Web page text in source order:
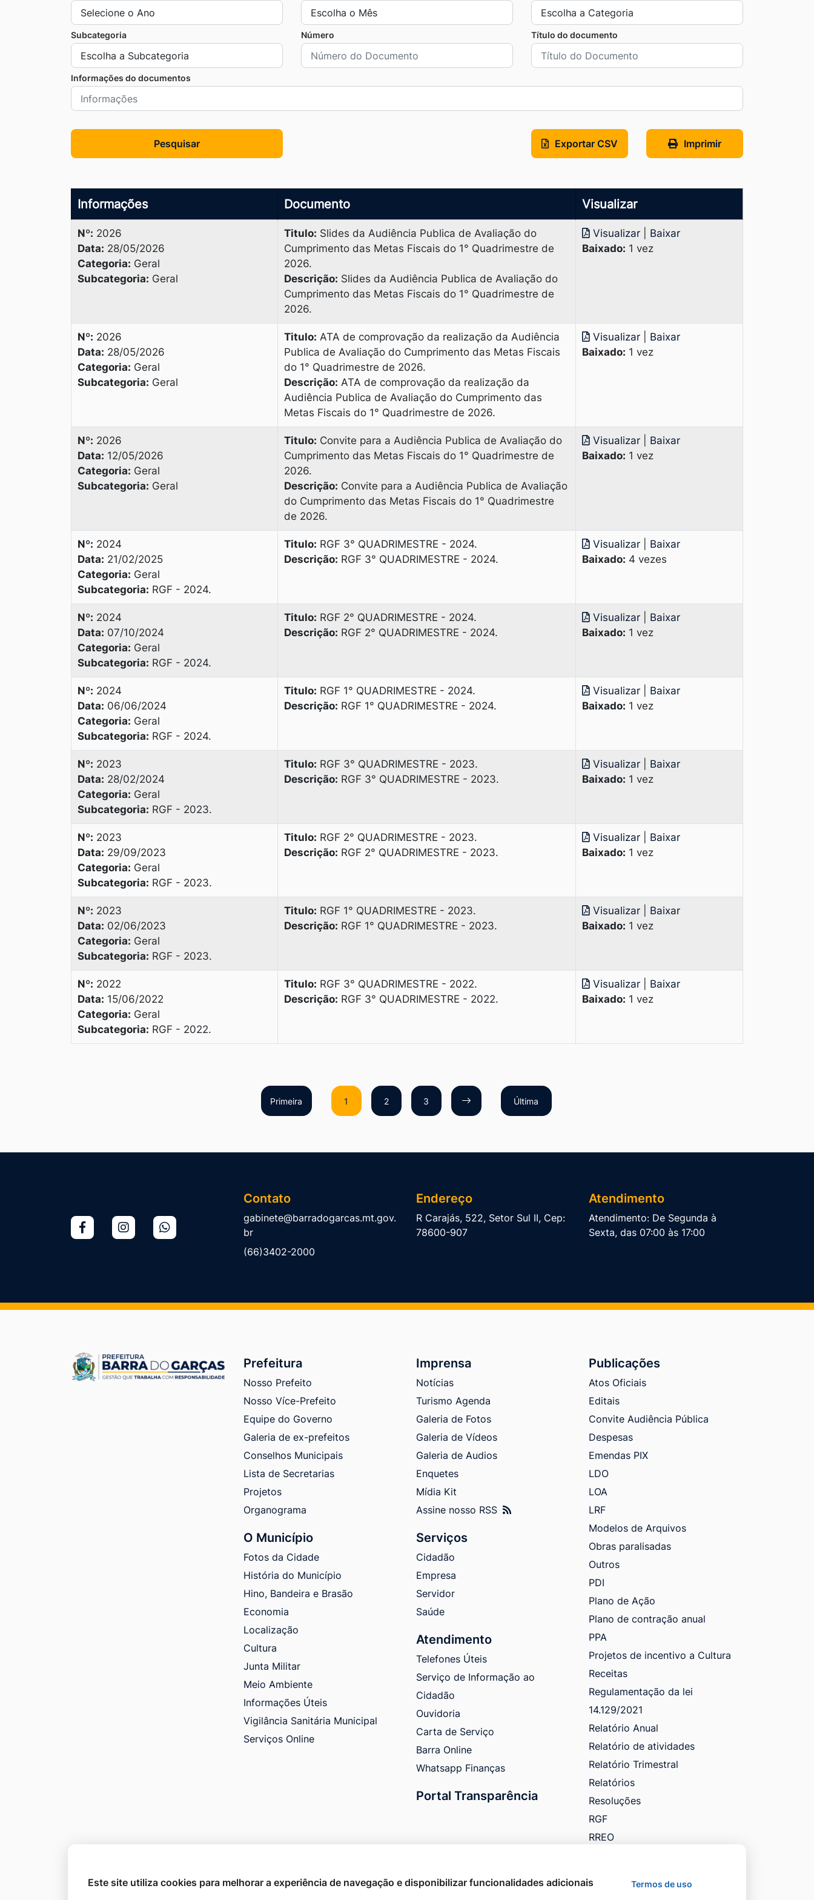
para
o
rodapé
[alt+4]
Subcategoria Número Título do documento
Informações do documentos
Pesquisar Exportar CSV Imprimir
Informações Documento Visualizar
Nº: 2026
Data: 28/05/2026
Categoria: Geral
Subcategoria: Geral
Titulo: Slides da Audiência Publica de Avaliação do
Cumprimento das Metas Fiscais do 1° Quadrimestre de
2026.
Descrição: Slides da Audiência Publica de Avaliação do
Cumprimento das Metas Fiscais do 1° Quadrimestre de
2026.
Visualizar
Baixar
Baixado: 1 vez
Nº: 2026
Data: 28/05/2026
Categoria: Geral
Subcategoria: Geral
Titulo: ATA de comprovação da realização da Audiência
Publica de Avaliação do Cumprimento das Metas Fiscais
do 1° Quadrimestre de 2026.
Descrição: ATA de comprovação da realização da
Audiência Publica de Avaliação do Cumprimento das
Metas Fiscais do 1° Quadrimestre de 2026.
Visualizar
Baixar
Baixado: 1 vez
Nº: 2026
Data: 12/05/2026
Categoria: Geral
Subcategoria: Geral
Titulo: Convite para a Audiência Publica de Avaliação do
Cumprimento das Metas Fiscais do 1° Quadrimestre de
2026.
Descrição: Convite para a Audiência Publica de Avaliação
do Cumprimento das Metas Fiscais do 1° Quadrimestre
de 2026.
Visualizar
Baixar
Baixado: 1 vez
Nº: 2024
Data: 21/02/2025
Categoria: Geral
Subcategoria: RGF - 2024.
Titulo: RGF 3° QUADRIMESTRE - 2024.
Descrição: RGF 3° QUADRIMESTRE - 2024.
Visualizar
Baixar
Baixado: 4 vezes
Nº: 2024
Data: 07/10/2024
Categoria: Geral
Subcategoria: RGF - 2024.
Titulo: RGF 2° QUADRIMESTRE - 2024.
Descrição: RGF 2° QUADRIMESTRE - 2024.
Visualizar
Baixar
Baixado: 1 vez
Nº: 2024
Data: 06/06/2024
Categoria: Geral
Subcategoria: RGF - 2024.
Titulo: RGF 1° QUADRIMESTRE - 2024.
Descrição: RGF 1° QUADRIMESTRE - 2024.
Visualizar
Baixar
Baixado: 1 vez
Nº: 2023
Data: 28/02/2024
Categoria: Geral
Subcategoria: RGF - 2023.
Titulo: RGF 3° QUADRIMESTRE - 2023.
Descrição: RGF 3° QUADRIMESTRE - 2023.
Visualizar
Baixar
Baixado: 1 vez
Nº: 2023
Data: 29/09/2023
Categoria: Geral
Subcategoria: RGF - 2023.
Titulo: RGF 2° QUADRIMESTRE - 2023.
Descrição: RGF 2° QUADRIMESTRE - 2023.
Visualizar
Baixar
Baixado: 1 vez
Nº: 2023
Data: 02/06/2023
Categoria: Geral
Subcategoria: RGF - 2023.
Titulo: RGF 1° QUADRIMESTRE - 2023.
Descrição: RGF 1° QUADRIMESTRE - 2023.
Visualizar
Baixar
Baixado: 1 vez
Nº: 2022
Data: 15/06/2022
Categoria: Geral
Subcategoria: RGF - 2022.
Titulo: RGF 3° QUADRIMESTRE - 2022.
Descrição: RGF 3° QUADRIMESTRE - 2022.
Visualizar
Baixar
Baixado: 1 vez
Primeira 1 2 3 Última
Contato
gabinete@barradogarcas.mt.gov.
br
(66)3402-2000
Endereço
R Carajás, 522, Setor Sul II, Cep:
78600-907
Atendimento
Atendimento: De Segunda à
Sexta, das 07:00 às 17:00
Prefeitura
Nosso Prefeito
Nosso Více-Prefeito
Equipe do Governo
Galeria de ex-prefeitos
Conselhos Municipais
Lista de Secretarias
Projetos
Organograma
O Município
Fotos da Cidade
História do Município
Hino, Bandeira e Brasão
Economia
Localização
Cultura
Junta Militar
Meio Ambiente
Informações Úteis
Vigilância Sanitária Municipal
Serviços Online
Imprensa
Notícias
Turismo Agenda
Galeria de Fotos
Galeria de Vídeos
Galeria de Audios
Enquetes
Mídia Kit
Assine nosso RSS
Serviços
Cidadão
Empresa
Servidor
Saúde
Atendimento
Telefones Úteis
Serviço de Informação ao
Cidadão
Ouvidoria
Carta de Serviço
Barra Online
Whatsapp Finanças
Portal Transparência
Publicações
Atos Oficiais
Editais
Convite Audiência Pública
Despesas
Emendas PIX
LDO
LOA
LRF
Modelos de Arquivos
Obras paralisadas
Outros
PDI
Plano de Ação
Plano de contração anual
PPA
Projetos de incentivo a Cultura
Receitas
Regulamentação da lei
14.129/2021
Relatório Anual
Relatório de atividades
Relatório Trimestral
Relatórios
Resoluções
RGF
RREO
Este site utiliza cookies para melhorar a experiência de navegação e disponibilizar funcionalidades adicionais Termos de uso